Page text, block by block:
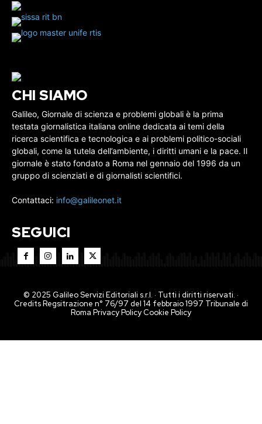
CHI SIAMO
Galileo, Giornale di scienza e problemi globali è la prima
testata giornalistica italiana online dedicata ai temi della
ricerca scientifica e tecnologica e ai problemi politico-sociali
globali, come la tutela dell’ambiente, i diritti umani e la pace. Il
giornale è stato fondato a Roma nel gennaio del 1996 da un
gruppo di scienziati e di giornalisti scientifici.
Contattaci: info@galileonet.it
SEGUICI
© 2025 Galileo Servizi Editoriali s.r.l. · Tutti i diritti riservati. ·
Credits Regsitrazione n° 76/97 del 14 febbraio 1997 Tribunale di
Roma Privacy PolicyCookie Policy